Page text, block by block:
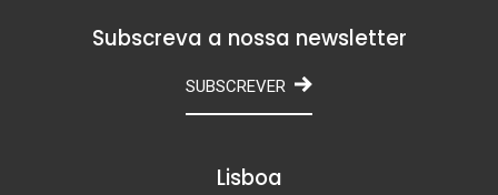
Subscreva a nossa newsletter
SUBSCREVER
Lisboa